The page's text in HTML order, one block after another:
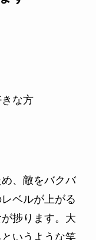
な方
、敵をバクバ
ベルが上がる
捗ります。大
いうような笑